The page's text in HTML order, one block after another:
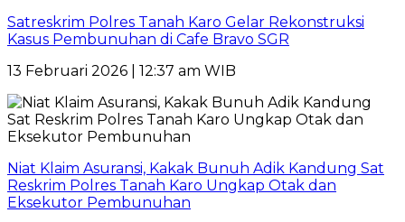
Satreskrim Polres Tanah Karo Gelar Rekonstruksi
Kasus Pembunuhan di Cafe Bravo SGR
13 Februari 2026 | 12:37 am WIB
Niat Klaim Asuransi, Kakak Bunuh Adik Kandung Sat
Reskrim Polres Tanah Karo Ungkap Otak dan
Eksekutor Pembunuhan